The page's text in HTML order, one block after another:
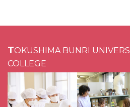
TOKUSHIMA BUNRI UNIVERSITY JUNIOR
COLLEGE